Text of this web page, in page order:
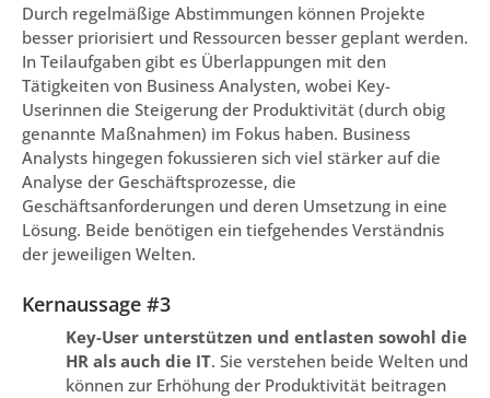
Durch regelmäßige Abstimmungen können Projekte
besser priorisiert und Ressourcen besser geplant werden.
In Teilaufgaben gibt es Überlappungen mit den
Tätigkeiten von Business Analysten, wobei Key-
Userinnen die Steigerung der Produktivität (durch obig
genannte Maßnahmen) im Fokus haben. Business
Analysts hingegen fokussieren sich viel stärker auf die
Analyse der Geschäftsprozesse, die
Geschäftsanforderungen und deren Umsetzung in eine
Lösung. Beide benötigen ein tiefgehendes Verständnis
der jeweiligen Welten.
Kernaussage #3
Key-User unterstützen und entlasten sowohl die
HR als auch die IT. Sie verstehen beide Welten und
können zur Erhöhung der Produktivität beitragen